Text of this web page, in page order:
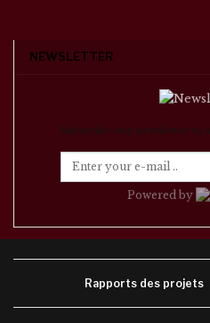
NEWSLETTER
Subscribe our newsletter to
Powered by
Rapports des projets